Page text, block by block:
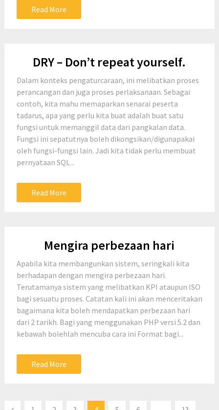
Read More
DRY – Don’t repeat yourself.
Dalam konteks pengaturcaraan, ini melibatkan proses
perancangan dan juga proses perlaksanaan. Sebagai
contoh, kita mahu memaparkan senarai peserta
tadarus, apa yang perlu kita buat adalah buat satu
fungsi untuk memanggil data dari pangkalan data.
Fungsi ini sepatutnya boleh dikongsikan/digunapakai
oleh fungsi-fungsi lain. Jadi kita tidak perlu membuat
pernyataan SQL...
Read More
Mengira perbezaan hari
Apabila kita membangunkan sistem, seringkali kita
berhadapan dengan mengira perbezaan hari.
Terutamanya sistem yang melibatkan KPI ataupun ISO
bagi sesuatu proses. Catatan kali ini akan menceritakan
bagaimana kita boleh mendapatkan perbezaan hari
dari 2 tarikh. Bagi yang menggunakan PHP versi 5.2 dan
kebawah bolehlah mencuba cara ini Format bagi...
Read More